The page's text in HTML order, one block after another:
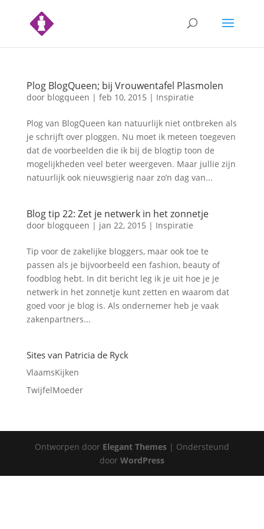
Plog BlogQueen; bij Vrouwentafel Plasmolen
door blogqueen | feb 10, 2015 | Inspiratie
Plog van BlogQueen kan natuurlijk niet ontbreken als
je schrijft over ploggen. Nu moet ik meteen toegeven
dat de voorbeelden die ik bij de blogtip toon de
mogelijkheden veel beter weergeven. Maar jullie zijn
natuurlijk ook nieuwsgierig naar zo’n dag van...
Blog tip 22: Zet je netwerk in het zonnetje
door blogqueen | jan 22, 2015 | Inspiratie
Tip voor de zakelijke bloggers, maar ook toe te
passen als je bijvoorbeeld een fashion, beauty of
foodblog hebt. In dit bericht leg ik je uit hoe je je
netwerk in het zonnetje kunt zetten en waarom dat
goed voor je blog is. Als ondernemer heb je vaak
zakenpartners...
Sites van Patricia de Ryck
VlaamsKijken
TwijfelMoeder
Ontworpen door Elegant Themes| Ondersteund
door WordPress